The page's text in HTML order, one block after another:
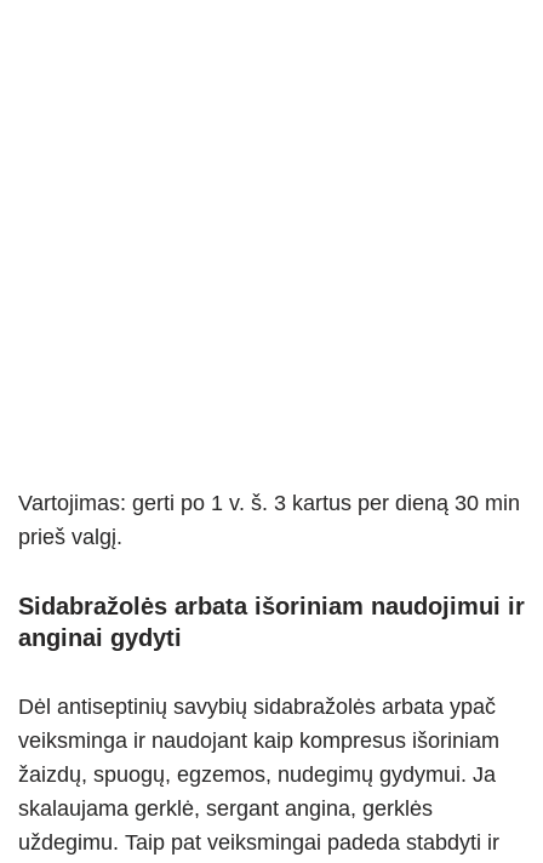
Vartojimas: gerti po 1 v. š. 3 kartus per dieną 30 min
prieš valgį.
Sidabražolės arbata išoriniam naudojimui ir
anginai gydyti
Dėl antiseptinių savybių sidabražolės arbata ypač
veiksminga ir naudojant kaip kompresus išoriniam
žaizdų, spuogų, egzemos, nudegimų gydymui. Ja
skalaujama gerklė, sergant angina, gerklės
uždegimu. Taip pat veiksmingai padeda stabdyti ir